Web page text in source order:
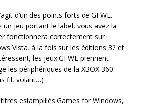
d’un des points forts de GFWL.
un jeu portant le label, vous avez la
fonctionnera correctement sur
Vista, à la fois sur les éditions 32 et
les jeux GFWL prennent
les périphériques de la XBOX 360
fil, volant…)
estampillés Games for Windows,